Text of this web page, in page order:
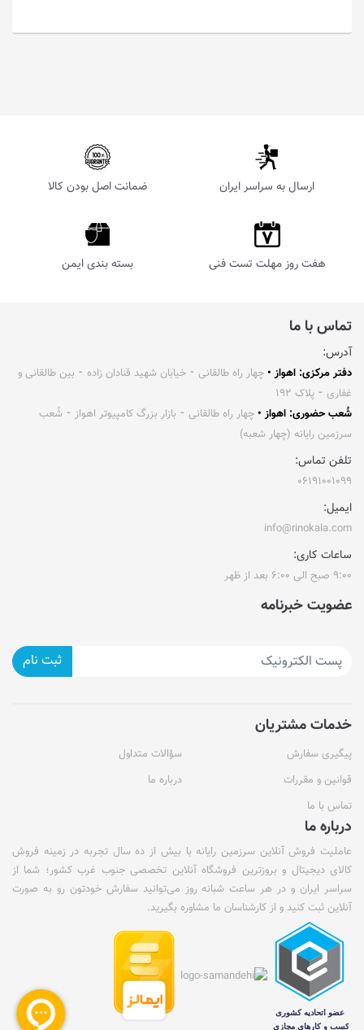
ارسال به سراسر ایران ضمانت اصل بودن کالا
هفت روز مهلت تست فنی بسته بندی ایمن
تماس با ما
آدرس:
دفتر مرکزی: اهواز • چهار راه طالقانی ⁃ خیابان شهید قنادان زاده ⁃ بین طالقانی و
غفاری ⁃ پلاک ۱۹۲
شُعب حضوری: اهواز • چهار راه طالقانی ⁃ بازار بزرگ کامپیوتر اهواز ⁃ شُعب
سرزمین رایانه (چهار شعبه)
تلفن تماس:
۰۶۱۹۱۰۰۱۰۹۹
ایمیل:
info@rinokala.com
ساعات کاری:
۹:۰۰ صبح الی ۶:۰۰ بعد از ظهر
عضویت خبرنامه
ثبت نام
خدمات مشتریان
پیگیری سفارش
سؤالات متداول
قوانین و مقررات
درباره ما
تماس با ما
درباره ما
عاملیت فروش آنلاین سرزمین رایانه با بیش از ده سال تجربه در زمینه فروش
کالای دیجیتال و بروزترین فروشگاه آنلاین تخصصی جنوب غرب کشور؛ شما از
سراسر ایران و در هر ساعت شبانه روز می‌توانید سفارش خودتون رو به صورت
آنلاین ثبت کنید و از کارشناسان ما مشاوره بگیرید.